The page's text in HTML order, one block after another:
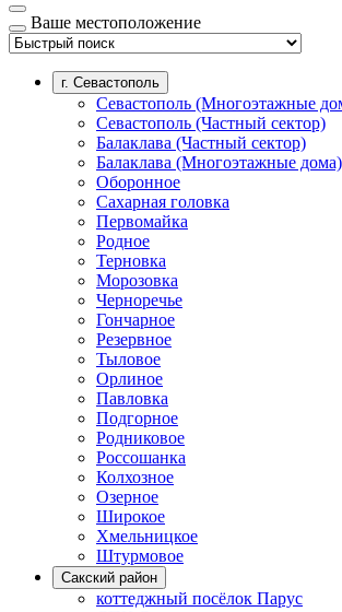
Ваше местоположение
г. Севастополь
Севастополь (Многоэтажные
Севастополь (Частный сектор)
Балаклава (Частный сектор)
Балаклава (Многоэтажные дома)
Оборонное
Сахарная головка
Первомайка
Родное
Терновка
Морозовка
Черноречье
Гончарное
Резервное
Тыловое
Орлиное
Павловка
Подгорное
Родниковое
Россошанка
Колхозное
Озерное
Широкое
Хмельницкое
Штурмовое
Сакский район
коттеджный посёлок Парус